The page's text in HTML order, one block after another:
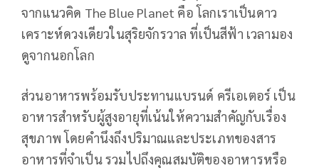
จากแนวคิด The Blue Planet คือ โลกเราเป็นดาว
เคราะห์ดวงเดียวในสุริยจักรวาล ที่เป็นสีฟ้า เวลามอง
ดูจากนอกโลก
ส่วนอาหารพร้อมรับประทานแบรนด์ ครีเอเตอร์ เป็น
อาหารสำหรับผู้สูงอายุที่เน้นให้ความสำคัญกับเรื่อง
สุขภาพ โดยคำนึงถึงปริมาณและประเภทของสาร
อาหารที่จำเป็น รวมไปถึงคุณสมบัติของอาหารหรือ